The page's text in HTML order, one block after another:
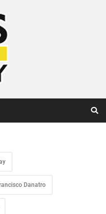
Danatro